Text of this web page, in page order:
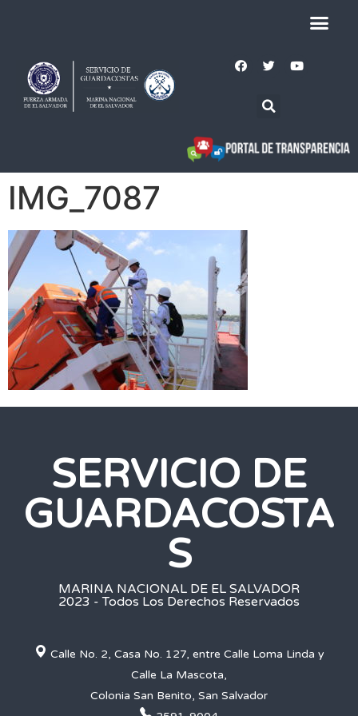
IMG_7087
SERVICIO DE
GUARDACOSTA
S
MARINA NACIONAL DE EL SALVADOR
2023 - Todos Los Derechos Reservados
Calle No. 2, Casa No. 127, entre Calle Loma Linda y
Calle La Mascota,
Colonia San Benito, San Salvador